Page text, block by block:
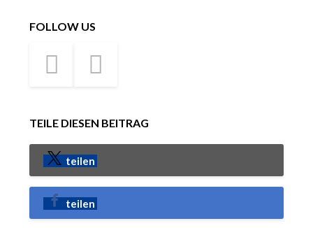
FOLLOW US
TEILE DIESEN BEITRAG
teilen
teilen